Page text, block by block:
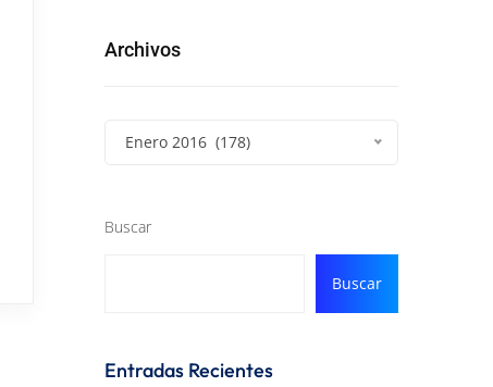
Archivos
Enero 2016 (178)
Buscar
Buscar
Entradas Recientes